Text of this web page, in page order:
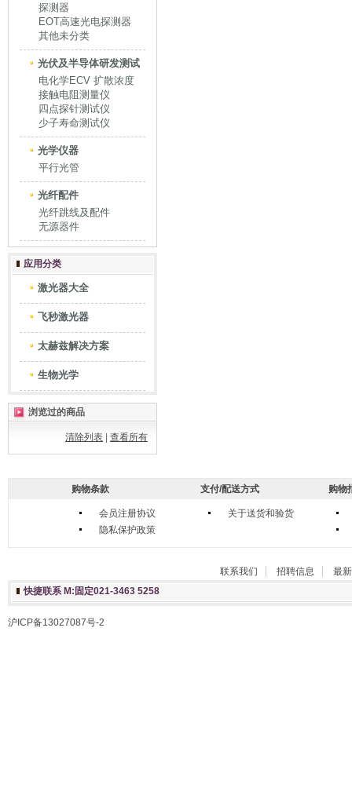
探测器
EOT高速光电探测器
其他未分类
光伏及半导体研发测试
电化学ECV 扩散浓度
接触电阻测量仪
四点探针测试仪
少子寿命测试仪
光学仪器
平行光管
光纤配件
光纤跳线及配件
无源器件
应用分类
激光器大全
飞秒激光器
太赫兹解决方案
生物光学
浏览过的商品
清除列表 查看所有
购物条款
会员注册协议
隐私保护政策
支付/配送方式
关于送货和验货
购物
联系我们 招聘信息
最
快捷联系 M:固定021-3463 5258
沪ICP备13027087号-2